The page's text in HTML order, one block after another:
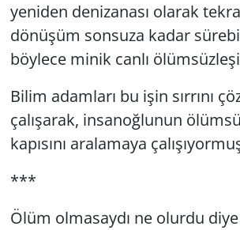
yeniden denizanası olarak
dönüşüm sonsuza kadar
böylece minik canlı
Bilim adamları bu işin sırrını
çalışarak, insanoğlunun
kapısını aralamaya
***
Ölüm olmasaydı ne olurdu